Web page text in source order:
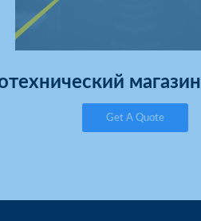
Get A Quote